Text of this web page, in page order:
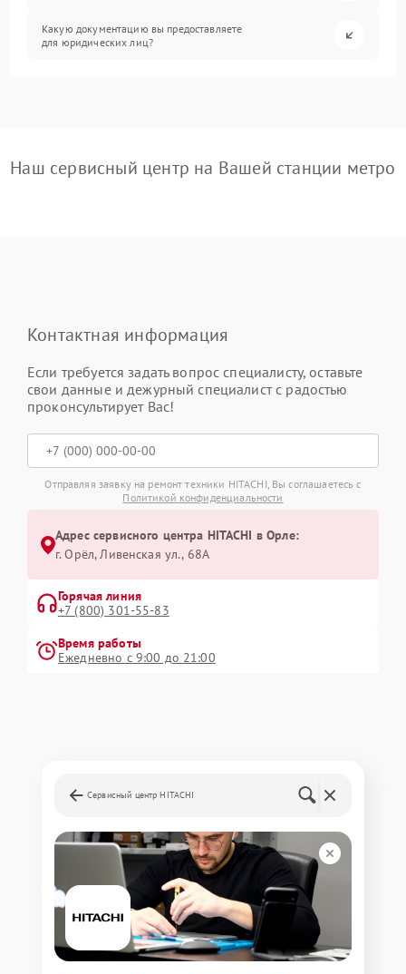
Какую документацию вы предоставляете
для юридических лиц?
Наш сервисный центр на Вашей станции метро
Контактная информация
Если требуется задать вопрос специалисту, оставьте
свои данные и дежурный специалист с радостью
проконсультирует Вас!
Отправляя заявку на ремонт техники HITACHI, Вы соглашаетесь с
Политикой конфиденциальности
Адрес сервисного центра HITACHI в Орле:
г. Орёл, Ливенская ул., 68А
Горячая линия
+7 (800) 301-55-83
Время работы
Ежедневно с 9:00 до 21:00
Сервисный центр HITACHI